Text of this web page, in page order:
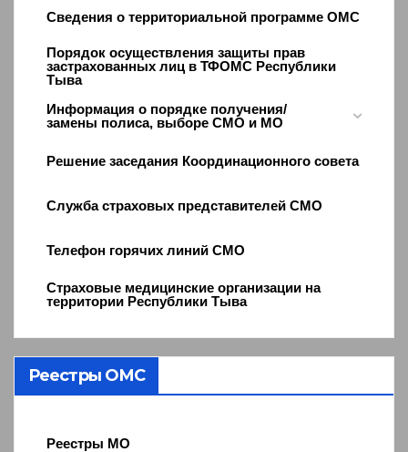
Сведения о территориальной программе ОМС
Порядок осуществления защиты прав
застрахованных лиц в ТФОМС Республики
Тыва
Информация о порядке получения/
замены полиса, выборе СМО и МО
Решение заседания Координационного совета
Служба страховых представителей СМО
Телефон горячих линий СМО
Страховые медицинские организации на
территории Республики Тыва
Реестры ОМС
Реестры МО